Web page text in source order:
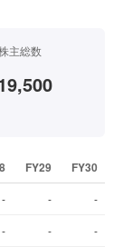
主総数
FY29
FY30
- - -
- - -